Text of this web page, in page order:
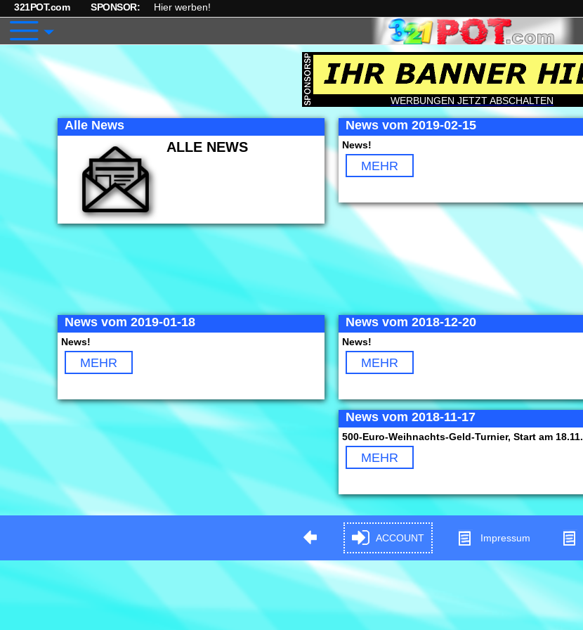
321POT.com SPONSOR: Hier werben!
WERBUNGEN JETZT ABSCHALTEN
Alle News
ALLE NEWS
News vom 2019-02-15
News!
MEHR
News vom 2019-01-18
News!
MEHR
News vom 2018-12-20
News!
MEHR
News vom 2018-11-17
500-Euro-Weihnachts-Geld-Turnier, Start am 18.11.
MEHR
ACCOUNT Impressum